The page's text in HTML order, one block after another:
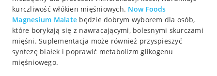
kurczliwość włókien mięśniowych. Now Foods
Magnesium Malate będzie dobrym wyborem dla osób,
które borykają się z nawracającymi, bolesnymi skurczami
mięśni. Suplementacja może również przyspieszyć
syntezę białek i poprawić metabolizm glikogenu
mięśniowego.